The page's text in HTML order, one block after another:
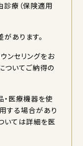
療（保険適用
あります。
ンセリングをお
ついてご納得の
医療機器を使
する場合があり
いては詳細を医